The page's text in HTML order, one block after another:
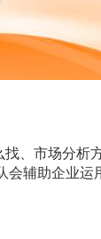
、市场分析
辅助企业运